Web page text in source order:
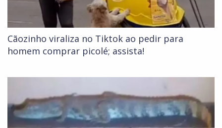
Cãozinho viraliza no Tiktok ao pedir para
homem comprar picolé; assista!